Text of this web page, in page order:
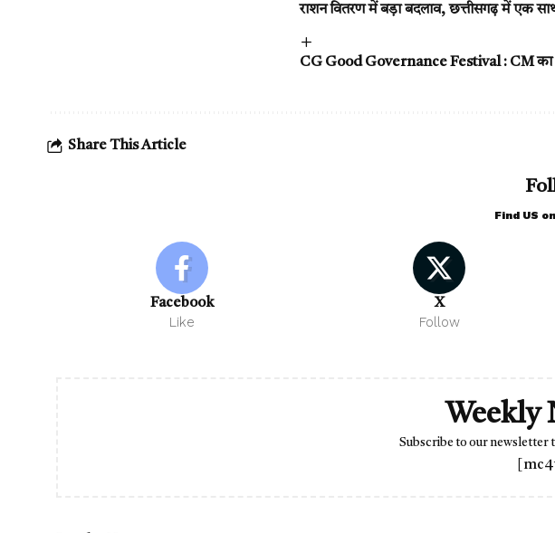
राशन वितरण में बड़ा बदलाव, छत्तीसगढ़ में एक
CG Good Governance Festival : CM का
Share This Article
Find US
Facebook
Like
X
Follow
Weekly
Subscribe to our newsletter